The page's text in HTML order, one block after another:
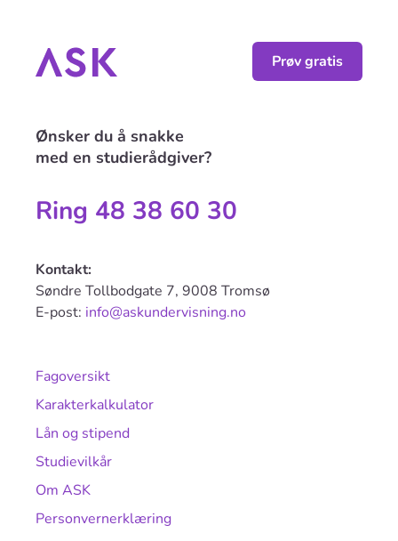
Fagoversikt
Karakterkalkulator
Lån og stipend
Studievilkår
Om ASK
Personvernerklæring
Ønsker du å snakke
med en studierådgiver?
Ring 48 38 60 30
Kontakt:
Søndre Tollbodgate 7, 9008 Tromsø
E-post: info@askundervisning.no
Prøv gratis